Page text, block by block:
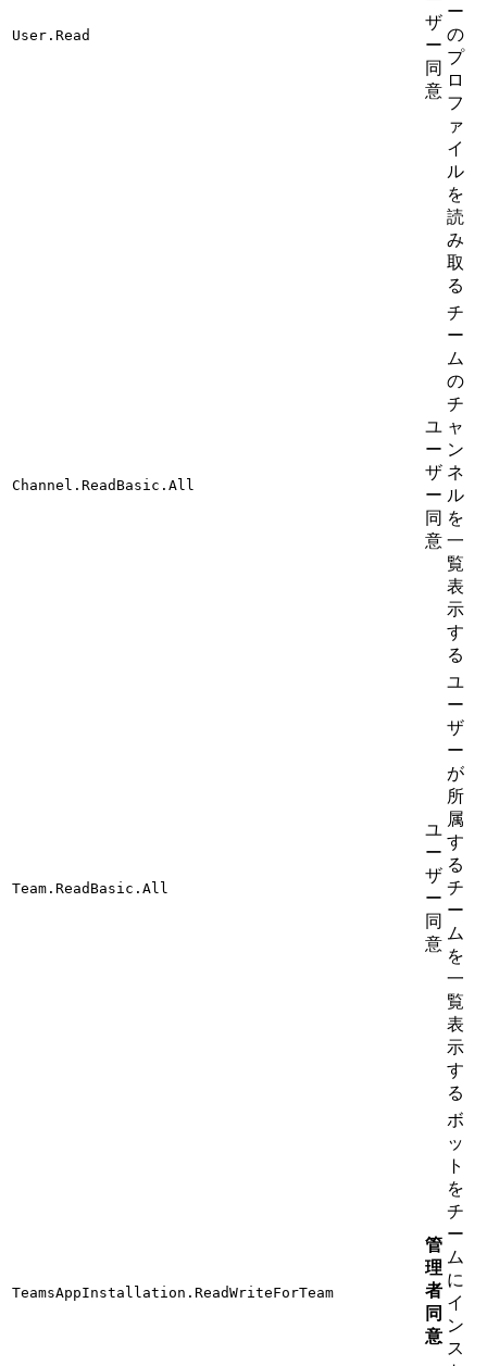
User.Read
ザ
ー
同
意
ー
の
プ
ロ
フ
ァ
イ
ル
を
読
み
取
る
Channel.ReadBasic.All
ユ
ー
ザ
ー
同
意
チ
ー
ム
の
チ
ャ
ン
ネ
ル
を
一
覧
表
示
す
る
Team.ReadBasic.All
ユ
ー
ザ
ー
同
意
ユ
ー
ザ
ー
が
所
属
す
る
チ
ー
ム
を
一
覧
表
示
す
る
TeamsAppInstallation.ReadWriteForTeam
管
理
者
同
意
ボ
ッ
ト
を
チ
ー
ム
に
イ
ン
ス